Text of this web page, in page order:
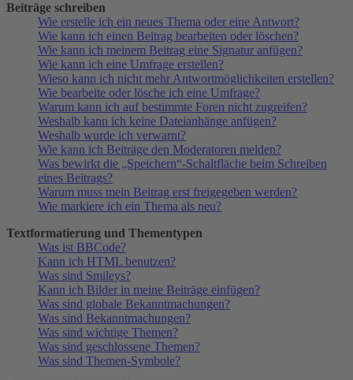
Beiträge schreiben
Wie erstelle ich ein neues Thema oder eine Antwort?
Wie kann ich einen Beitrag bearbeiten oder löschen?
Wie kann ich meinem Beitrag eine Signatur anfügen?
Wie kann ich eine Umfrage erstellen?
Wieso kann ich nicht mehr Antwortmöglichkeiten erstellen?
Wie bearbeite oder lösche ich eine Umfrage?
Warum kann ich auf bestimmte Foren nicht zugreifen?
Weshalb kann ich keine Dateianhänge anfügen?
Weshalb wurde ich verwarnt?
Wie kann ich Beiträge den Moderatoren melden?
Was bewirkt die „Speichern“-Schaltfläche beim Schreiben
eines Beitrags?
Warum muss mein Beitrag erst freigegeben werden?
Wie markiere ich ein Thema als neu?
Textformatierung und Thementypen
Was ist BBCode?
Kann ich HTML benutzen?
Was sind Smileys?
Kann ich Bilder in meine Beiträge einfügen?
Was sind globale Bekanntmachungen?
Was sind Bekanntmachungen?
Was sind wichtige Themen?
Was sind geschlossene Themen?
Was sind Themen-Symbole?